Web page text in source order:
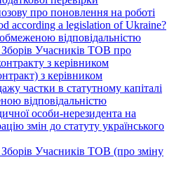
про поновлення на роботі
according a legislation of Ukraine?
відповідальністю
Учасників ТОВ про
з керівником
з керівником
частки в статутному капіталі
відповідальністю
особи-нерезидента на
змін до статуту українського
Учасників ТОВ (про зміну